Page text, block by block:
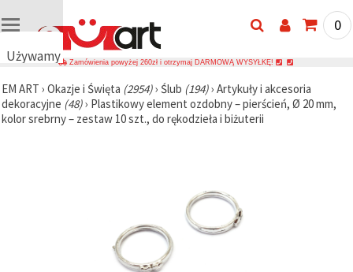
Używamy
cookie
🍪
Używamy
0
Zamówienia powyżej 260zł i otrzymaj DARMOWĄ WYSYŁKĘ!
EM ART › Okazje i Święta (2954)› Ślub (194)› Artykuły i akcesoria
dekoracyjne (48)› Plastikowy element ozdobny – pierścień, Ø 20 mm,
kolor srebrny – zestaw 10 szt., do rękodzieła i biżuterii